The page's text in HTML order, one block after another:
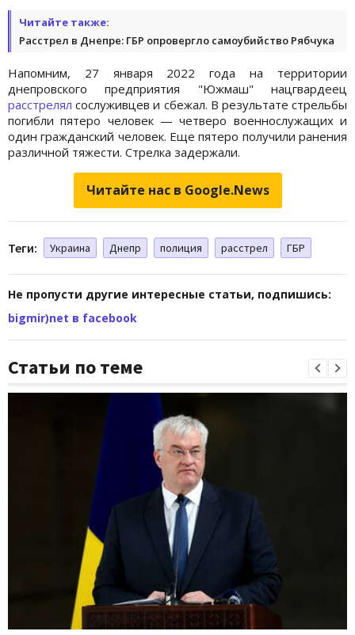
Читайте также:
Расстрел в Днепре: ГБР опровергло самоубийство Рябчука
Напомним, 27 января 2022 года на территории
днепровского предприятия "Южмаш" нацгвардеец
расстрелял сослуживцев и сбежал. В результате стрельбы
погибли пятеро человек — четверо военнослужащих и
один гражданский человек. Еще пятеро получили ранения
различной тяжести. Стрелка задержали.
Читайте нас в Google.News
Теги: Украина Днепр полиция расстрел ГБР
Не пропусти другие интересные статьи, подпишись:
bigmir)net в facebook
Статьи по теме